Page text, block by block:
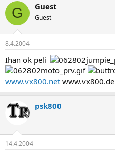
G Guest
Guest
8.4.2004
Ihan ok peli
www.vx800.net www.vx800.de
psk800
14.4.2004